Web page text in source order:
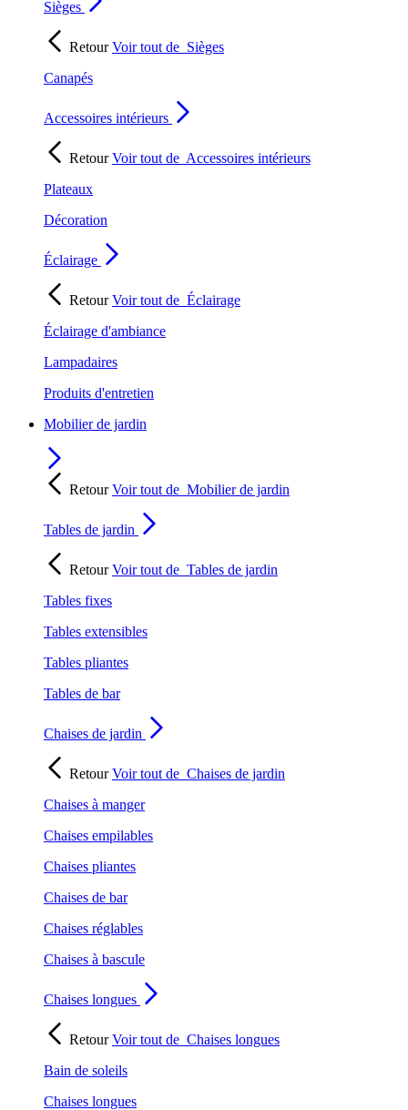
Sièges
RetourVoir tout de Sièges
Canapés
Accessoires intérieurs
RetourVoir tout de Accessoires intérieurs
Plateaux
Décoration
Éclairage
RetourVoir tout de Éclairage
Éclairage d'ambiance
Lampadaires
Produits d'entretien
Mobilier de jardin
RetourVoir tout de Mobilier de jardin
Tables de jardin
RetourVoir tout de Tables de jardin
Tables fixes
Tables extensibles
Tables pliantes
Tables de bar
Chaises de jardin
RetourVoir tout de Chaises de jardin
Chaises à manger
Chaises empilables
Chaises pliantes
Chaises de bar
Chaises réglables
Chaises à bascule
Chaises longues
RetourVoir tout de Chaises longues
Bain de soleils
Chaises longues